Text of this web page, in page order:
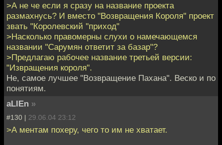
>А не че если я сразу на название проекта
размахнусь? И вместо "Возвращения Короля" проект
звать "Королевский "приход"
>Насколько правомерны слухи о намечающемся
названии "Сарумян ответит за базар"?
>Предлагаю рабочее название третьей версии:
"Извращения короля".
Не, самое лучшее "Возвращение Пахана". Веско и по
понятиям.
aLIEn »
#130 | 29.06.04 23:12
>А ментам похеру, чего то им не хватает.